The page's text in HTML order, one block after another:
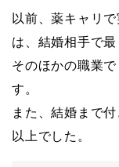
以前、薬キャリ
は、結婚相手で
そのほかの職業
す。
また、結婚まで
以上でした。